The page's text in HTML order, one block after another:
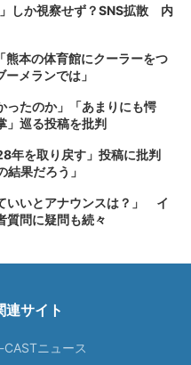
しか視察せず？SNS拡散 内
熊本の体育館にクーラーをつ
メランでは」
ったのか」「あまりにも愕
巡る投稿を批判
年を取り戻す」投稿に批判
果だろう」
いいとアナウンスは？」 イ
質問に疑問も続々
連サイト
ニュース